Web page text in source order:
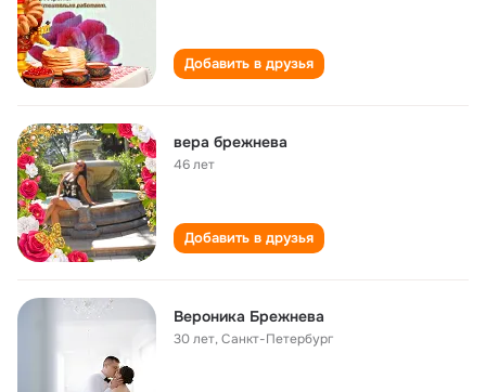
Добавить в друзья
вера брежнева
46 лет
Добавить в друзья
Вероника Брежнева
30 лет,Санкт-Петербург